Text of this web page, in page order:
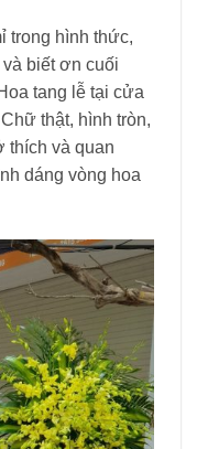
trong hình thức,
biết ơn cuối
tang lễ tại cửa
thật, hình tròn,
thích và quan
dáng vòng hoa